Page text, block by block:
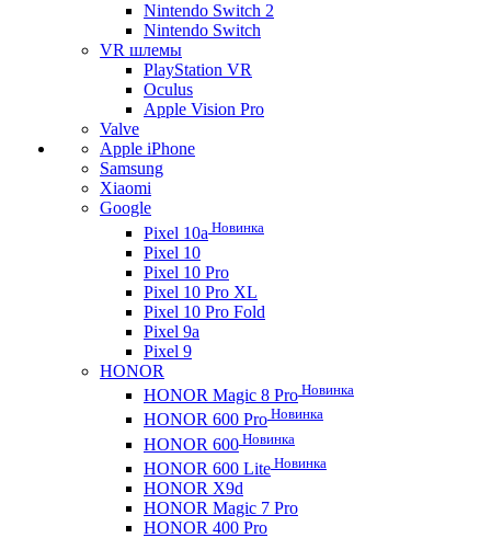
Nintendo Switch 2
Nintendo Switch
VR шлемы
PlayStation VR
Oculus
Apple Vision Pro
Valve
Apple iPhone
Samsung
Xiaomi
Google
Pixel 10a Новинка
Pixel 10
Pixel 10 Pro
Pixel 10 Pro XL
Pixel 10 Pro Fold
Pixel 9a
Pixel 9
HONOR
HONOR Magic 8 Pro Новинка
HONOR 600 Pro Новинка
HONOR 600 Новинка
HONOR 600 Lite Новинка
HONOR X9d
HONOR Magic 7 Pro
HONOR 400 Pro